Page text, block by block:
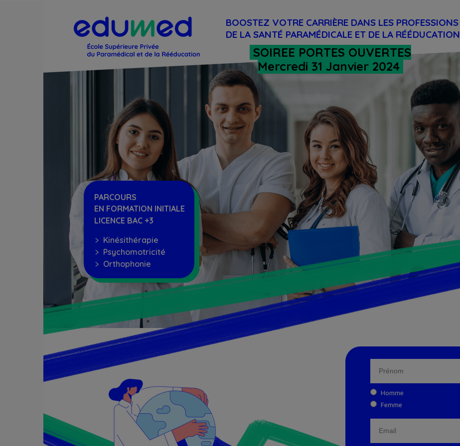
BOOSTEZ VOTRE CARRIÈRE DANS LES PROFESSIONS
DE LA SANTÉ PARAMÉDICALE ET DE LA RÉÉDUCATION
PARCOURS
﹥ Kinésithérapie
﹥ Psychomotricité
﹥ Orthophonie
EN FORMATION INITIALE
LICENCE BAC +3
Homme
Femme
SOIREE PORTES OUVERTES
Mercredi 31 Janvier 2024